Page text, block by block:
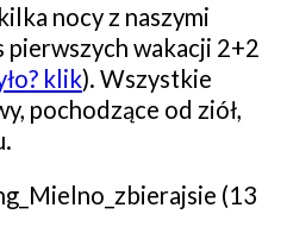
nocy z naszymi
pierwszych wakacji 2+2
klik). Wszystkie
pochodzące od ziół,